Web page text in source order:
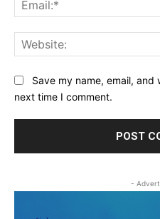
Save my name, email,
next time I comment.
-